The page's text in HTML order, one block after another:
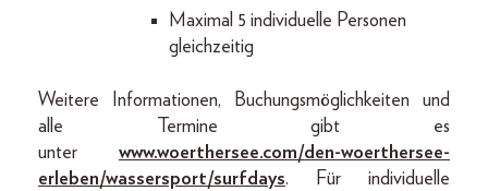
Maximal 5 individuelle Personen
gleichzeitig
Weitere Informationen, Buchungsmöglichkeiten und
alle Termine gibt es
unter www.woerthersee.com/den-woerthersee-
erleben/wassersport/surfdays. Für individuelle